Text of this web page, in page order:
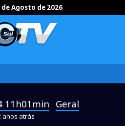
Agosto de 2026
11h01min Geral
anos atrás